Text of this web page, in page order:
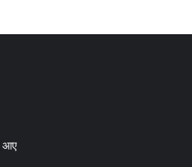
आए